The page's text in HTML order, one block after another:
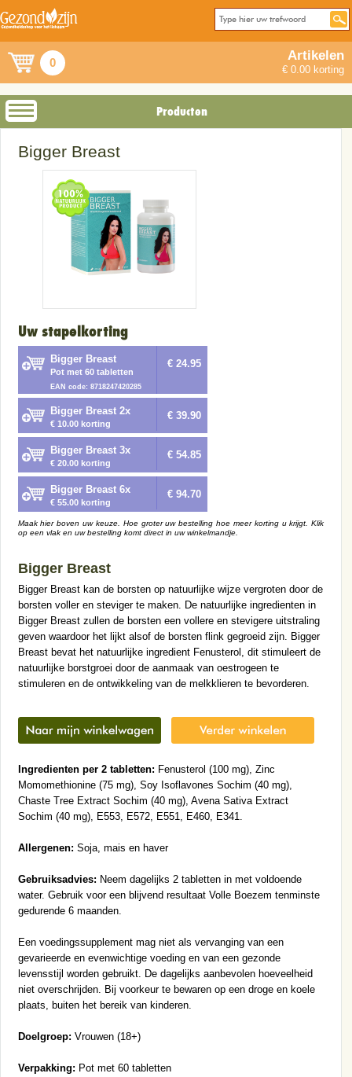
0 Artikelen
€ 0.00 korting
Producten
Bigger Breast
Uw stapelkorting
Bigger Breast
Pot met 60 tabletten
EAN code: 8718247420285
€ 24.95
Bigger Breast 2x
€ 10.00 korting
€ 39.90
Bigger Breast 3x
€ 20.00 korting
€ 54.85
Bigger Breast 6x
€ 55.00 korting
€ 94.70
Maak hier boven uw keuze. Hoe groter uw bestelling hoe meer korting u krijgt. Klik
op een vlak en uw bestelling komt direct in uw winkelmandje.
Bigger Breast
Bigger Breast kan de borsten op natuurlijke wijze vergroten door de
borsten voller en steviger te maken. De natuurlijke ingredienten in
Bigger Breast zullen de borsten een vollere en stevigere uitstraling
geven waardoor het lijkt alsof de borsten flink gegroeid zijn. Bigger
Breast bevat het natuurlijke ingredient Fenusterol, dit stimuleert de
natuurlijke borstgroei door de aanmaak van oestrogeen te
stimuleren en de ontwikkeling van de melkklieren te bevorderen.
Ingredienten per 2 tabletten: Fenusterol (100 mg), Zinc
Momomethionine (75 mg), Soy Isoflavones Sochim (40 mg),
Chaste Tree Extract Sochim (40 mg), Avena Sativa Extract
Sochim (40 mg), E553, E572, E551, E460, E341.
Allergenen: Soja, mais en haver
Gebruiksadvies: Neem dagelijks 2 tabletten in met voldoende
water. Gebruik voor een blijvend resultaat Volle Boezem tenminste
gedurende 6 maanden.
Een voedingssupplement mag niet als vervanging van een
gevarieerde en evenwichtige voeding en van een gezonde
levensstijl worden gebruikt. De dagelijks aanbevolen hoeveelheid
niet overschrijden. Bij voorkeur te bewaren op een droge en koele
plaats, buiten het bereik van kinderen.
Doelgroep: Vrouwen (18+)
Verpakking: Pot met 60 tabletten